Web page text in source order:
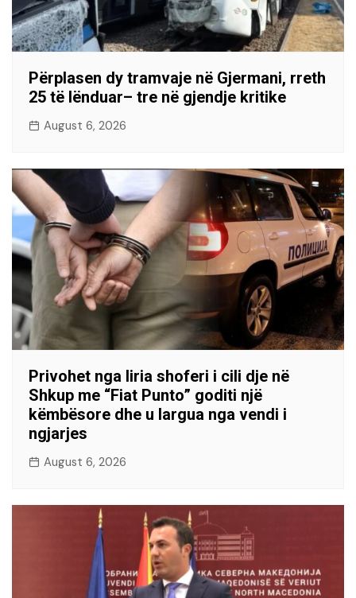
Përplasen dy tramvaje në Gjermani, rreth
25 të lënduar– tre në gjendje kritike
August 6, 2026
Privohet nga liria shoferi i cili dje në
Shkup me “Fiat Punto” goditi një
këmbësore dhe u largua nga vendi i
ngjarjes
August 6, 2026